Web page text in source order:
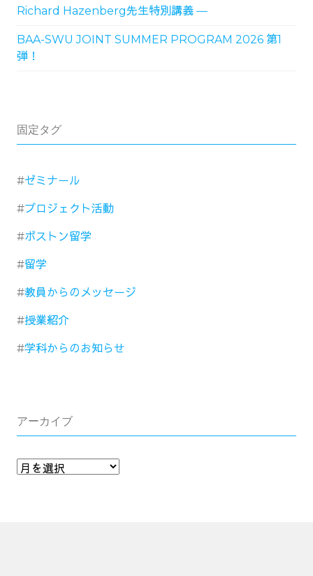
Richard Hazenberg先生特別講義 ―
BAA-SWU JOINT SUMMER PROGRAM 2026 第1
弾！
固定タグ
ゼミナール
プロジェクト活動
ボストン留学
留学
教員からのメッセージ
授業紹介
学科からのお知らせ
アーカイブ